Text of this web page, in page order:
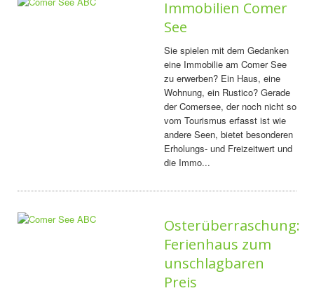
Immobilien Comer
See
Sie spielen mit dem Gedanken
eine Immobilie am Comer See
zu erwerben? Ein Haus, eine
Wohnung, ein Rustico? Gerade
der Comersee, der noch nicht so
vom Tourismus erfasst ist wie
andere Seen, bietet besonderen
Erholungs- und Freizeitwert und
die Immo...
Osterüberraschung:
Ferienhaus zum
unschlagbaren
Preis